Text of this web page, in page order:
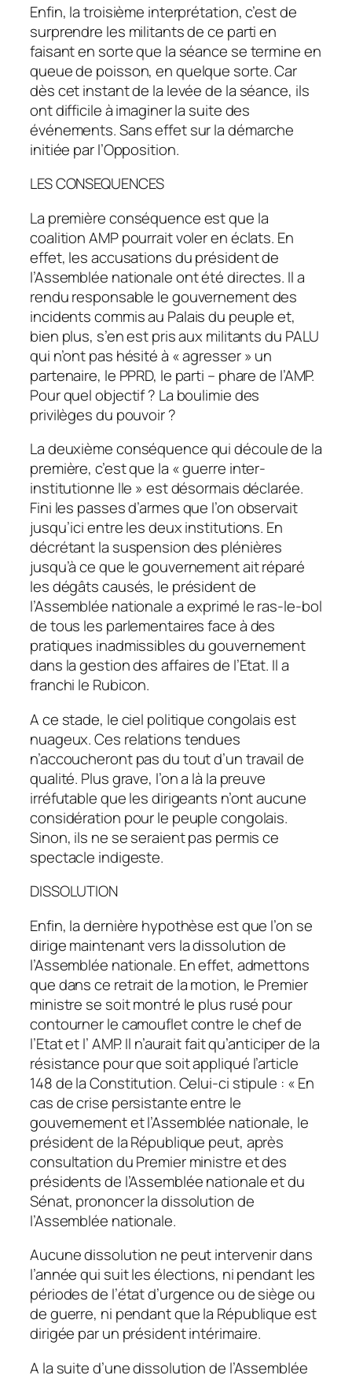
Enfin, la troisième interprétation, c’est de
surprendre les militants de ce parti en
faisant en sorte que la séance se termine en
queue de poisson, en quelque sorte. Car
dès cet instant de la levée de la séance, ils
ont difficile à imaginer la suite des
événements. Sans effet sur la démarche
initiée par l’Opposition.
LES CONSEQUENCES
La première conséquence est que la
coalition AMP pourrait voler en éclats. En
effet, les accusations du président de
l’Assemblée nationale ont été directes. Il a
rendu responsable le gouvernement des
incidents commis au Palais du peuple et,
bien plus, s’en est pris aux militants du PALU
qui n’ont pas hésité à « agresser » un
partenaire, le PPRD, le parti – phare de l’AMP.
Pour quel objectif ? La boulimie des
privilèges du pouvoir ?
La deuxième conséquence qui découle de la
première, c’est que la « guerre inter-
institutionne lle » est désormais déclarée.
Fini les passes d’armes que l’on observait
jusqu’ici entre les deux institutions. En
décrétant la suspension des plénières
jusqu’à ce que le gouvernement ait réparé
les dégâts causés, le président de
l’Assemblée nationale a exprimé le ras-le-bol
de tous les parlementaires face à des
pratiques inadmissibles du gouvernement
dans la gestion des affaires de l’Etat. Il a
franchi le Rubicon.
A ce stade, le ciel politique congolais est
nuageux. Ces relations tendues
n’accoucheront pas du tout d’un travail de
qualité. Plus grave, l’on a là la preuve
irréfutable que les dirigeants n’ont aucune
considération pour le peuple congolais.
Sinon, ils ne se seraient pas permis ce
spectacle indigeste.
DISSOLUTION
Enfin, la dernière hypothèse est que l’on se
dirige maintenant vers la dissolution de
l’Assemblée nationale. En effet, admettons
que dans ce retrait de la motion, le Premier
ministre se soit montré le plus rusé pour
contourner le camouflet contre le chef de
l’Etat et l’ AMP. Il n’aurait fait qu’anticiper de la
résistance pour que soit appliqué l’article
148 de la Constitution. Celui-ci stipule : « En
cas de crise persistante entre le
gouvernement et l’Assemblée nationale, le
président de la République peut, après
consultation du Premier ministre et des
présidents de l’Assemblée nationale et du
Sénat, prononcer la dissolution de
l’Assemblée nationale.
Aucune dissolution ne peut intervenir dans
l’année qui suit les élections, ni pendant les
périodes de l’état d’urgence ou de siège ou
de guerre, ni pendant que la République est
dirigée par un président intérimaire.
A la suite d’une dissolution de l’Assemblée